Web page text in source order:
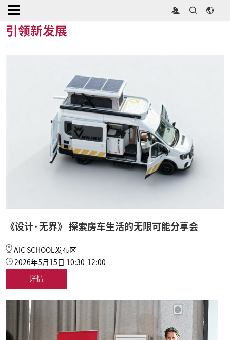
首页
引领新发展
《设计·无界》 探索房车生活的无限可能分享会
AIC SCHOOL发布区
2026年5月15日 10:30-12:00
详情